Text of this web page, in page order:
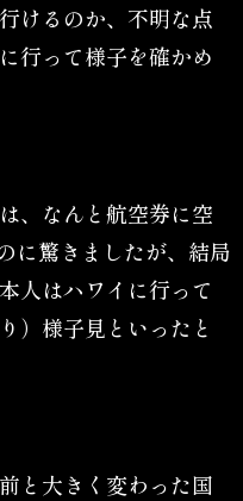
けるのか、不明な点
行って様子を確かめ
、なんと航空券に空
に驚きましたが、結局
人はハワイに行って
）様子見といったと
と大きく変わった国